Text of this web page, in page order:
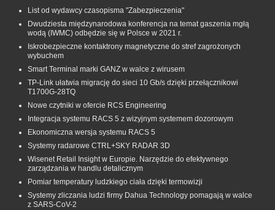
List od wydawcy czasopisma "Zabezpieczenia"
Dwudziesta międzynarodowa konferencja na temat gaszenia mgłą
wodą (IWMC) odbędzie się w Polsce w 2021 r.
Iskrobezpieczne kontaktrony magnetyczne do stref zagrożonych
wybuchem
Smart Terminal marki GANZ w walce z wirusem
TP-Link ułatwia migrację do sieci 10 Gb/s dzięki przełącznikowi
T1700G‑28TQ
Nowe czytniki w ofercie RCS Engineering
Integracja systemu RACS 5 z wizyjnym systemem dozorowym
Ekonomiczna wersja systemu RACS 5
Systemy radarowe CTRL+SKY RADAR 3D
Wisenet Retail Insight w Europie. Narzędzie do efektywnego
zarządzania w handlu detalicznym
Pomiar temperatury ludzkiego ciała dzięki termowizji
Systemy zliczania ludzi firmy Dahua Technology pomagają w walce
z SARS-CoV-2